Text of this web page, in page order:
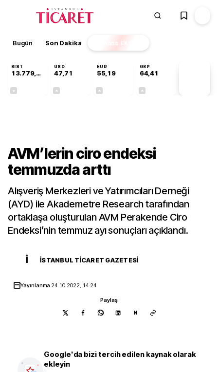
Bugün Son Dakika Finans EKSTRA
BIST
13.779,39
USD
47,71
EUR
55,19
GBP
64,41
AVM’lerin ciro endeksi
temmuzda arttı
Alışveriş Merkezleri ve Yatırımcıları Derneği
(AYD) ile Akademetre Research tarafından
ortaklaşa oluşturulan AVM Perakende Ciro
Endeksi’nin temmuz ayı sonuçları açıklandı.
İ İSTANBUL TICARET GAZETESI
Yayınlanma 24.10.2022, 14:24
Paylaş
N
Google'da bizi tercih edilen kaynak olarak
ekleyin